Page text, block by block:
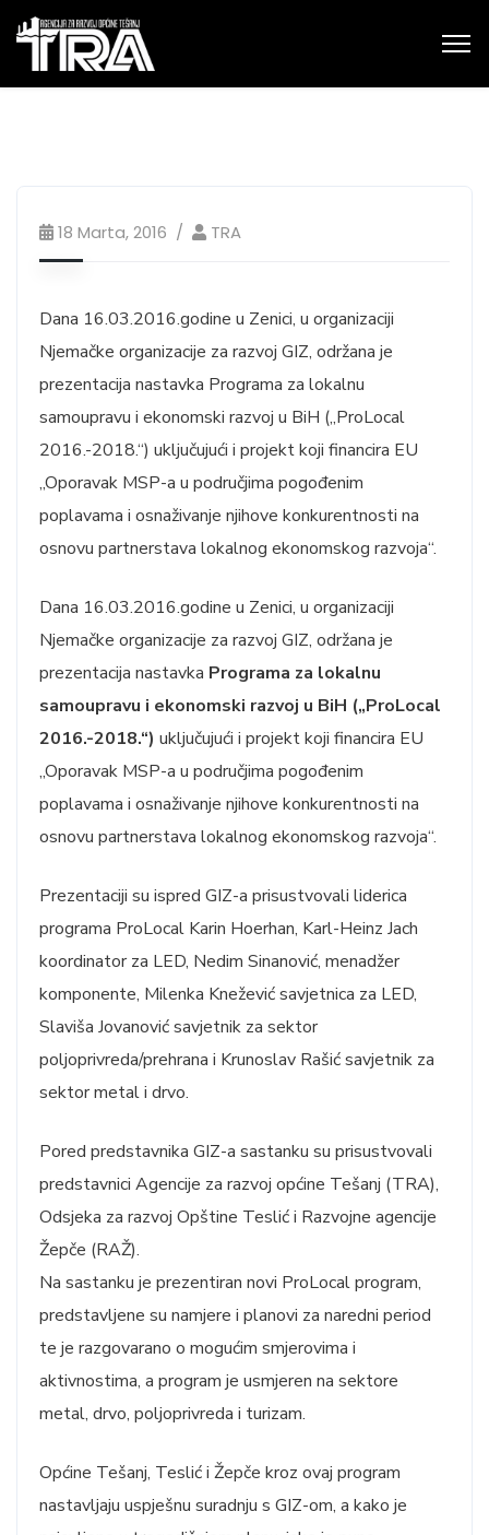
18 Marta, 2016 TRA
Dana 16.03.2016.godine u Zenici, u organizaciji
Njemačke organizacije za razvoj GIZ, održana je
prezentacija nastavka Programa za lokalnu
samoupravu i ekonomski razvoj u BiH („ProLocal
2016.-2018.“) uključujući i projekt koji financira EU
„Oporavak MSP-a u područjima pogođenim
poplavama i osnaživanje njihove konkurentnosti na
osnovu partnerstava lokalnog ekonomskog razvoja“.
Dana 16.03.2016.godine u Zenici, u organizaciji
Njemačke organizacije za razvoj GIZ, održana je
prezentacija nastavka Programa za lokalnu
samoupravu i ekonomski razvoj u BiH („ProLocal
2016.-2018.“) uključujući i projekt koji financira EU
„Oporavak MSP-a u područjima pogođenim
poplavama i osnaživanje njihove konkurentnosti na
osnovu partnerstava lokalnog ekonomskog razvoja“.
Prezentaciji su ispred GIZ-a prisustvovali liderica
programa ProLocal Karin Hoerhan, Karl-Heinz Jach
koordinator za LED, Nedim Sinanović, menadžer
komponente, Milenka Knežević savjetnica za LED,
Slaviša Jovanović savjetnik za sektor
poljoprivreda/prehrana i Krunoslav Rašić savjetnik za
sektor metal i drvo.
Pored predstavnika GIZ-a sastanku su prisustvovali
predstavnici Agencije za razvoj općine Tešanj (TRA),
Odsjeka za razvoj Opštine Teslić i Razvojne agencije
Žepče (RAŽ).
Na sastanku je prezentiran novi ProLocal program,
predstavljene su namjere i planovi za naredni period
te je razgovarano o mogućim smjerovima i
aktivnostima, a program je usmjeren na sektore
metal, drvo, poljoprivreda i turizam.
Općine Tešanj, Teslić i Žepče kroz ovaj program
nastavljaju uspješnu suradnju s GIZ-om, a kako je